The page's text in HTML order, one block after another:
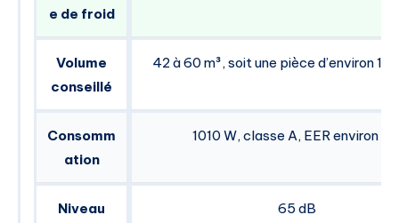
e de froid
Volume
conseillé
42 à 60 m³, soit une pièce d’environ 17
Consomm
ation
1010 W, classe A, EER environ
Niveau
65 dB